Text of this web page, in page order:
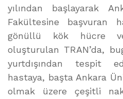
yılından başlayarak
Fakültesine başvuran
gönüllü kök hücre
oluşturulan TRAN’da,
yurtdışından tespit
hastaya, başta Ankara
olmak üzere çeşitli